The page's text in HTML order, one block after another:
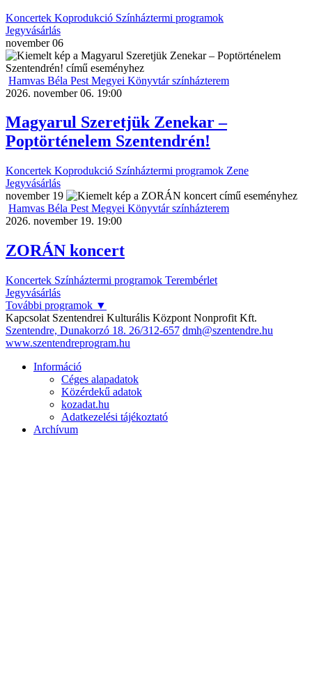
Koncertek Koprodukció Színháztermi programok
Jegyvásárlás
november 06
Hamvas Béla Pest Megyei Könyvtár színházterem
2026. november 06. 19:00
Magyarul Szeretjük Zenekar –
Poptörténelem Szentendrén!
Koncertek Koprodukció Színháztermi programok Zene
Jegyvásárlás
november 19
Hamvas Béla Pest Megyei Könyvtár színházterem
2026. november 19. 19:00
ZORÁN koncert
Koncertek Színháztermi programok Terembérlet
Jegyvásárlás
További programok ▼
Kapcsolat Szentendrei Kulturális Központ Nonprofit Kft.
Szentendre, Dunakorzó 18. 26/312-657 dmh@szentendre.hu
www.szentendreprogram.hu
Információ
Céges alapadatok
Közérdekű adatok
kozadat.hu
Adatkezelési tájékoztató
Archívum